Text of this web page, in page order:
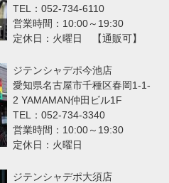
TEL：052-734-6110
営業時間：10:00～19:30
定休日：火曜日 【通販可】
ジテンシャデポ今池店
愛知県名古屋市千種区春岡1-1-
2 YAMAMAN仲田ビル1F
TEL：052-734-3340
営業時間：10:00～19:30
定休日：火曜日
ジテンシャデポ大須店